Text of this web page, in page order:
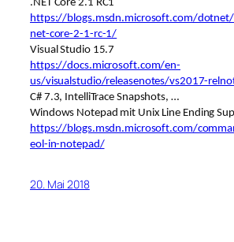
.NET Core 2.1 RC1
https://blogs.msdn.microsoft.com/
net-core-2-1-rc-1/
Visual Studio 15.7
https://docs.microsoft.com/en-
us/visualstudio/releasenotes/vs2017-
C# 7.3, IntelliTrace Snapshots, …
Windows Notepad mit Unix Line Ending
https://blogs.msdn.microsoft.com/
eol-in-notepad/
20. Mai 2018